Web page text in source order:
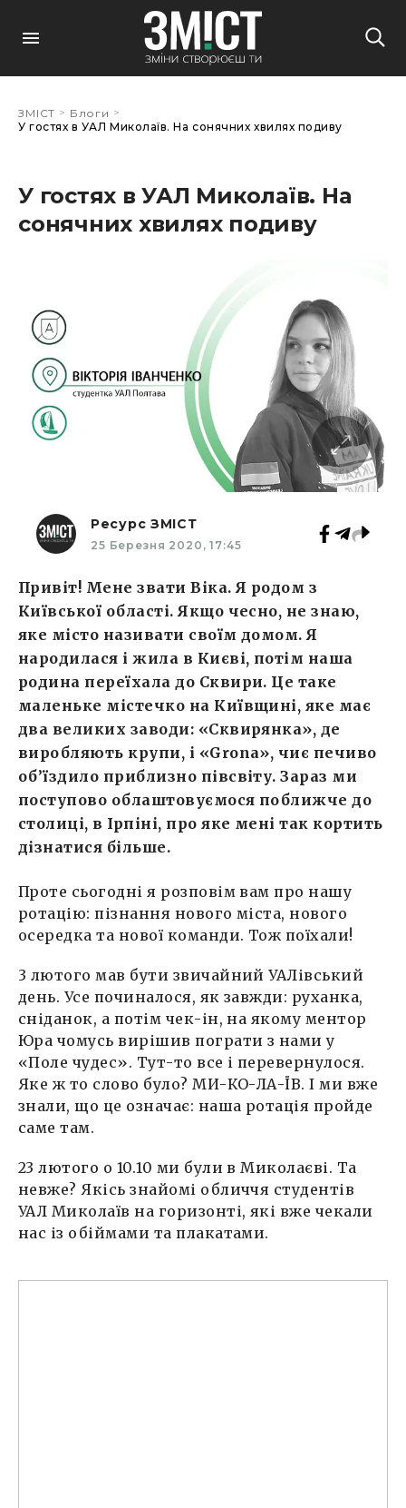
ЗМІСТ > Блоги >
У гостях в УАЛ Миколаїв. На сонячних хвилях подиву
У гостях в УАЛ Миколаїв. На
сонячних хвилях подиву
Ресурс ЗМІСТ
25 Березня 2020, 17:45
Привіт! Мене звати Віка. Я родом з
Київської області. Якщо чесно, не знаю,
яке місто називати своїм домом. Я
народилася і жила в Києві, потім наша
родина переїхала до Сквири. Це таке
маленьке містечко на Київщині, яке має
два великих заводи: «Сквирянка», де
виробляють крупи, і «Grona», чиє печиво
об’їздило приблизно півсвіту. Зараз ми
поступово облаштовуємося поближче до
столиці, в Ірпіні, про яке мені так кортить
дізнатися більше.
Проте сьогодні я розповім вам про нашу
ротацію: пізнання нового міста, нового
осередка та нової команди. Тож поїхали!
3 лютого мав бути звичайний УАЛівський
день. Усе починалося, як завжди: руханка,
сніданок, а потім чек-ін, на якому ментор
Юра чомусь вирішив пограти з нами у
«Поле чудес». Тут-то все і перевернулося.
Яке ж то слово було? МИ-КО-ЛА-ЇВ. І ми вже
знали, що це означає: наша ротація пройде
саме там.
23 лютого о 10.10 ми були в Миколаєві. Та
невже? Якісь знайомі обличчя студентів
УАЛ Миколаїв на горизонті, які вже чекали
нас із обіймами та плакатами.